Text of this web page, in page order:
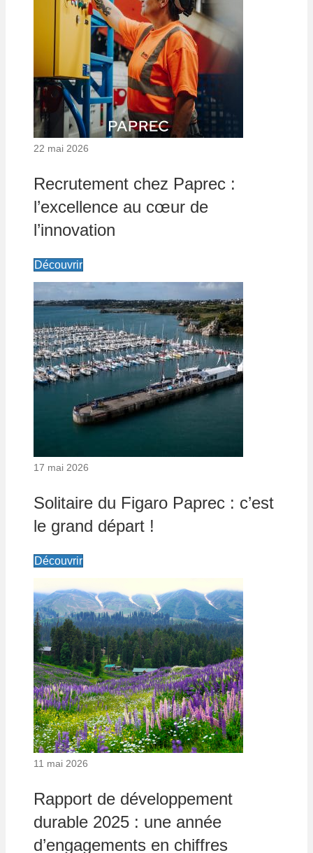
22 mai 2026
Recrutement chez Paprec :
l’excellence au cœur de
l’innovation
Découvrir
17 mai 2026
Solitaire du Figaro Paprec : c’est
le grand départ !
Découvrir
11 mai 2026
Rapport de développement
durable 2025 : une année
d’engagements en chiffres